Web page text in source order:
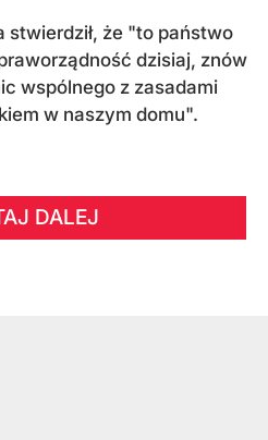
stwierdził, że "to państwo
dzisiaj, znów
wspólnego z zasadami
w naszym domu".
DALEJ